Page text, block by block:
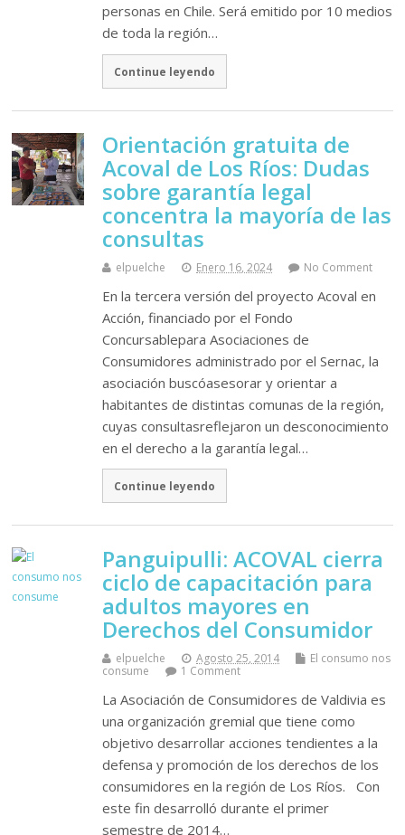
personas en Chile. Será emitido por 10 medios
de toda la región…
Continue leyendo
Orientación gratuita de
Acoval de Los Ríos: Dudas
sobre garantía legal
concentra la mayoría de las
consultas
elpuelche Enero 16, 2024 No Comment
En la tercera versión del proyecto Acoval en
Acción, financiado por el Fondo
Concursablepara Asociaciones de
Consumidores administrado por el Sernac, la
asociación buscóasesorar y orientar a
habitantes de distintas comunas de la región,
cuyas consultasreflejaron un desconocimiento
en el derecho a la garantía legal…
Continue leyendo
Panguipulli: ACOVAL cierra
ciclo de capacitación para
adultos mayores en
Derechos del Consumidor
elpuelche Agosto 25, 2014
El consumo nos
consume
1 Comment
La Asociación de Consumidores de Valdivia es
una organización gremial que tiene como
objetivo desarrollar acciones tendientes a la
defensa y promoción de los derechos de los
consumidores en la región de Los Ríos. Con
este fin desarrolló durante el primer
semestre de 2014…